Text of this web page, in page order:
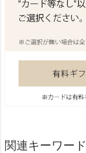
関連キーワード